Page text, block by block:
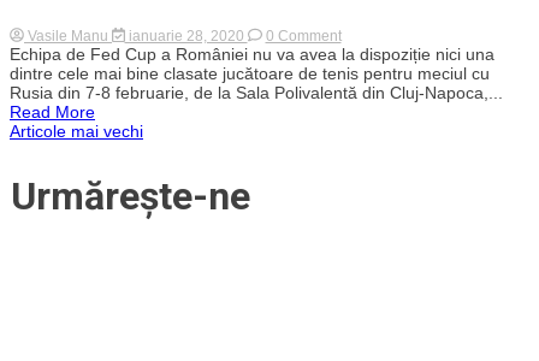
Vasile Manu ianuarie 28, 2020 0 Commenton
A
fost
anunțată
echipa
Echipa de Fed Cup a României nu va avea la dispoziție nici una
dintre cele mai bine clasate jucătoare de tenis pentru meciul cu
Rusia din 7-8 februarie, de la Sala Polivalentă din Cluj-Napoca,...
Read More
Navigare
în
Articole mai vechi
Urmărește-ne